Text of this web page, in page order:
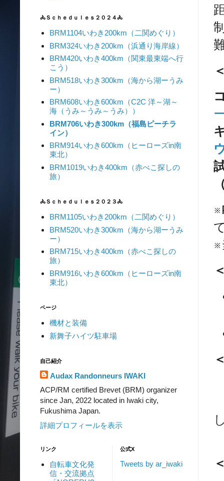
🚴Ｓｃｈｅｄｕｌｅｓ２０２４🚴
BRM1104いわき200km（二関めぐり）
BRM324いわき200km（浜通り海岸線）
BRM420いわき400km（関東最東端へ行
こう）
BRM518いわき300km（海から湖ーうみ
ー）
BRM608いわき600km（C2C 洋～湖～
海（うみ～うみ～うみ））
BRM706いわき300km（福島ピーチラ
イン）
BRM914いわき600km（ヒーローズin南
東北）
BRM1019いわき400km（赤べこ探しの
旅）
🚴Ｓｃｈｅｄｕｌｅｓ２０２３🚴
BRM1105いわき200km（二関めぐり）
BRM520いわき300km（海から湖ーうみ
ー）
BRM715いわき400km（赤べこ探しの
旅）
BRM916いわき600km（ヒーローズin南
東北）
ページ
機材と装備
新舞子ハイツ駐車場
自己紹介
Audax Randonneurs IWAKI
ACP/RM certified Brevet (BRM) organizer
since Jan, 2022 located in Iwaki city,
Fukushima Japan.
詳細プロフィールを表示
リンク
自転車文化発
信・交流拠点
公式X
Tweets by ar_iwaki